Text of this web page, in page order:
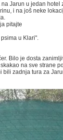
Jarun u jedan
i na još neke
pitajte
u Klari".
Bilo je dosta
na sve strane
zadnja tura za